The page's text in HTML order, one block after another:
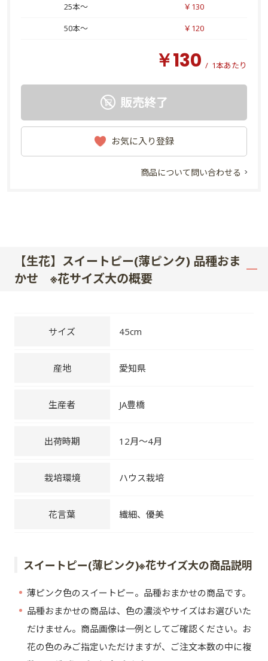
25本～
￥130
50本～
￥120
￥130 / 1本あたり
販売終了
お気に入り登録
商品について問い合わせる
【生花】スイートピー(薄ピンク) 品種おま
かせ ※花サイズ大の概要
サイズ 45cm
産地 愛知県
生産者 JA豊橋
出荷時期 12月～4月
栽培環境 ハウス栽培
花言葉 繊細、優美
スイートピー(薄ピンク)※花サイズ大の商品説明
薄ピンク色のスイートピー。品種おまかせの商品です。
品種おまかせの商品は、色の濃淡やサイズはお選びいた
だけません。商品画像は一例としてご確認ください。お
花の色のみご指定いただけますが、ご注文本数の中に複